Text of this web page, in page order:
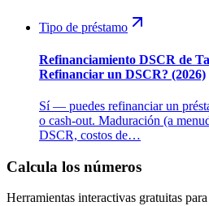
Tipo de préstamo
Refinanciamiento DSCR de
Refinanciar un DSCR? (2026)
Sí — puedes refinanciar un
o cash-out. Maduración (a
DSCR, costos de…
Calcula los números
Herramientas interactivas gratuitas